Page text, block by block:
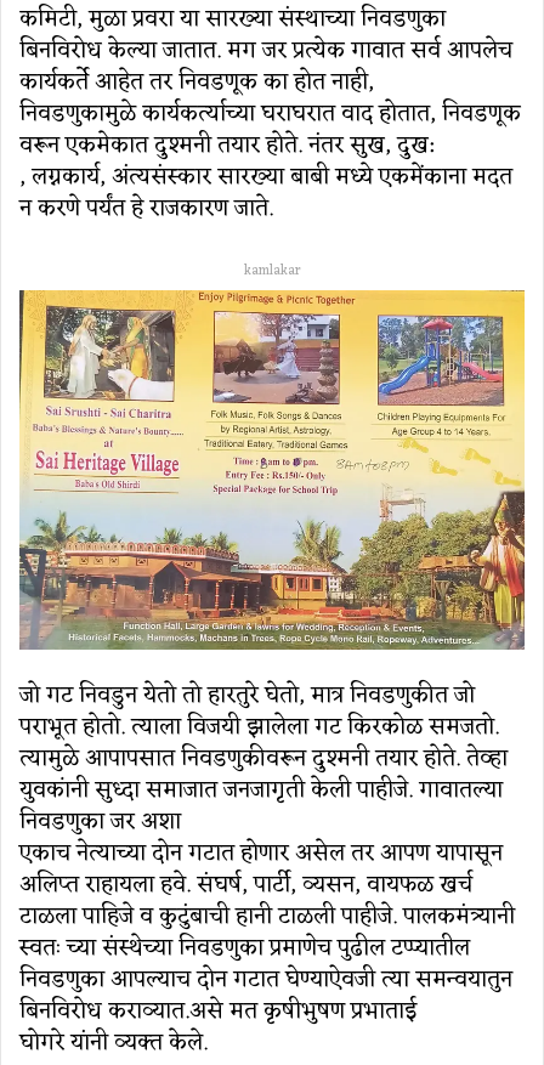
कमिटी, मुळा प्रवरा या सारख्या संस्थाच्या निवडणुका
बिनविरोध केल्या जातात. मग जर प्रत्येक गावात सर्व आपलेच
कार्यकर्ते आहेत तर निवडणूक का होत नाही,
निवडणुकामुळे कार्यकर्त्याच्या घराघरात वाद होतात, निवडणूक
वरून एकमेकात दुश्मनी तयार होते. नंतर सुख, दुख:
, लग्नकार्य, अंत्यसंस्कार सारख्या बाबी मध्ये एकमेंकाना मदत
न करणे पर्यंत हे राजकारण जाते.
kamlakar
जो गट निवडुन येतो तो हारतुरे घेतो, मात्र निवडणुकीत जो
पराभूत होतो. त्याला विजयी झालेला गट किरकोळ समजतो.
त्यामुळे आपापसात निवडणुकीवरून दुश्मनी तयार होते. तेव्हा
युवकांनी सुध्दा समाजात जनजागृती केली पाहीजे. गावातल्या
निवडणुका जर अशा
एकाच नेत्याच्या दोन गटात होणार असेल तर आपण यापासून
अलिप्त राहायला हवे. संघर्ष, पार्टी, व्यसन, वायफळ खर्च
टाळला पाहिजे व कुटुंबाची हानी टाळली पाहीजे. पालकमंत्र्यानी
स्वतः च्या संस्थेच्या निवडणुका प्रमाणेच पुढील टप्प्यातील
निवडणुका आपल्याच दोन गटात घेण्याऐवजी त्या समन्वयातुन
बिनविरोध कराव्यात.असे मत कृषीभुषण प्रभाताई
घोगरे यांनी व्यक्त केले.